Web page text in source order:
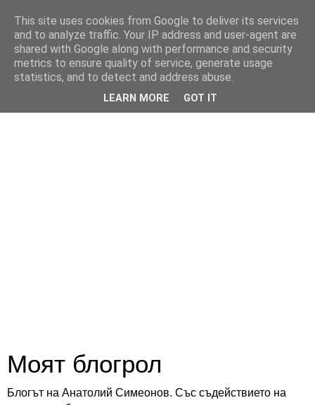
Моят блогрол
Блогът на Анатолий Симеонов. Със съдействието на
This site uses cookies from Google to deliver its services
and to analyze traffic. Your IP address and user-agent are
shared with Google along with performance and security
metrics to ensure quality of service, generate usage
statistics, and to detect and address abuse.
LEARN MORE GOT IT